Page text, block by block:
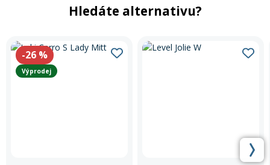
Hledáte alternativu?
-26 %
Výprodej